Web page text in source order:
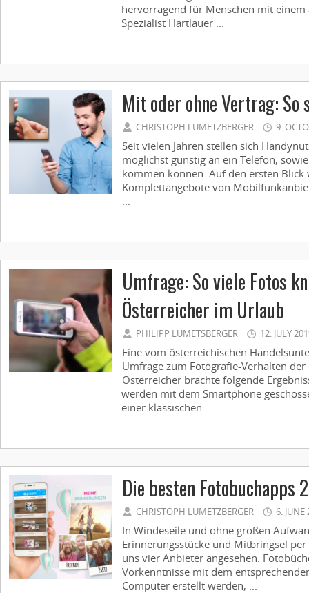
hervorragend für Menschen mit
Spezialist Hartlauer ...
Mit oder ohne Vertrag: So
CHRISTOPH LUMETZBERGER 9.
Seit vielen Jahren stellen sich
möglichst günstig an ein Telefon,
kommen können. Auf den ersten
Komplettangebote von
...
Umfrage: So viele Fotos
Österreicher im Urlaub
PHILIPP LUMETSBERGER 12. JULY
Eine vom österreichischen
Umfrage zum Fotografie-Verhalten
Österreicher brachte folgende
werden mit dem Smartphone
einer klassischen ...
Die besten Fotobuchapps
CHRISTOPH LUMETZBERGER 6. JUNE
In Windeseile und ohne großen
Erinnerungsstücke und Mitbringsel
uns vier Anbieter angesehen.
Vorkenntnisse mit dem
Computer erstellt werden, ...